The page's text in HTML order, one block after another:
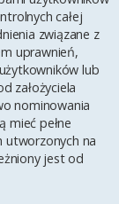
całej
związane z
uprawnień,
lub
założyciela
nominowania
mieć pełne
utworzonych na
jest od